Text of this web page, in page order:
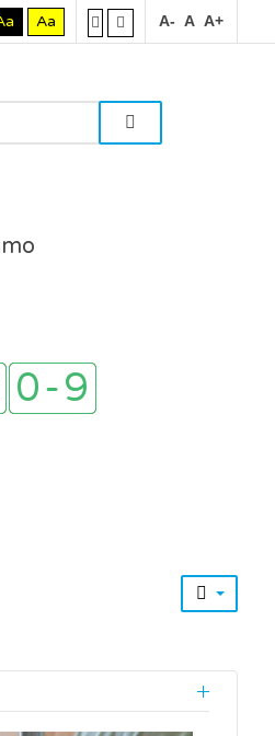
Aa A- A A+